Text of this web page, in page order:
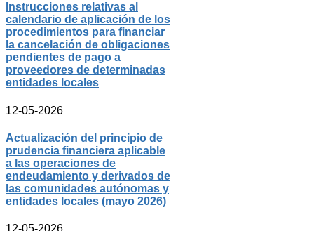
Instrucciones relativas al
calendario de aplicación de los
procedimientos para financiar
la cancelación de obligaciones
pendientes de pago a
proveedores de determinadas
entidades locales
12-05-2026
Actualización del principio de
prudencia financiera aplicable
a las operaciones de
endeudamiento y derivados de
las comunidades autónomas y
entidades locales (mayo 2026)